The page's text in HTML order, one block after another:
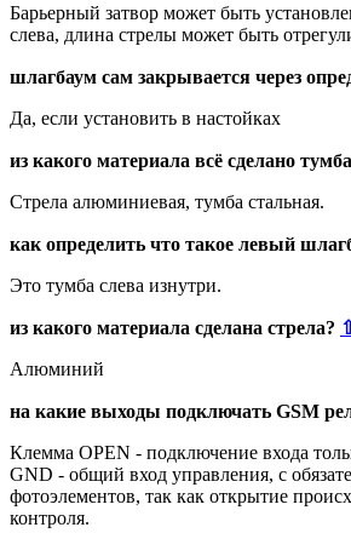
Барьерный затвор может быть
слева, длина стрелы может быть
шлагбаум сам закрывается через
Да, если установить в настойках
из какого материала всё сделано
Стрела алюминиевая, тумба стальная.
как определить что такое левый
Это тумба слева изнутри.
из какого материала сделана стрела?
Алюминий
на какие выходы подключать GSM
Клемма OPEN - подключение входа
GND - общий вход управления, с
фотоэлементов, так как открытие
контроля.